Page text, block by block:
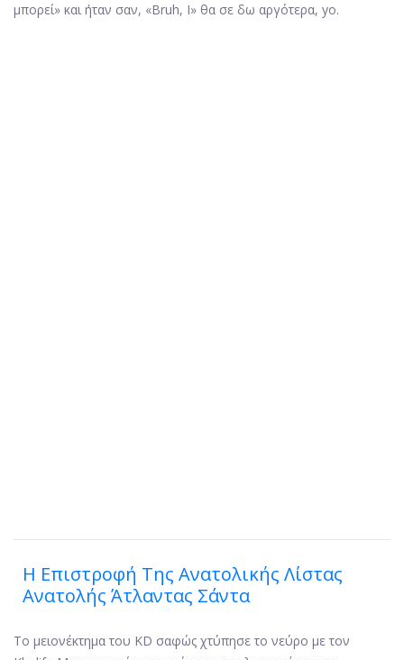
μπορεί» και ήταν σαν, «Bruh, I» θα σε δω αργότερα, yo.
Η Επιστροφή Της Ανατολικής Λίστας
Ανατολής Άτλαντας Σάντα
Το μειονέκτημα του KD σαφώς χτύπησε το νεύρο με τον